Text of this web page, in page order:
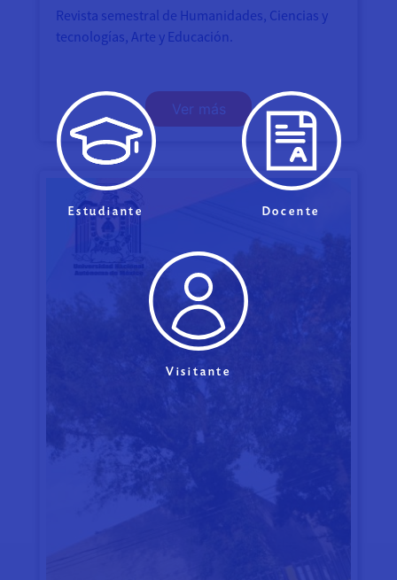
Revista semestral de Humanidades, Ciencias y
tecnologías, Arte y Educación.
Ver más
Estudiante Docente
Visitante